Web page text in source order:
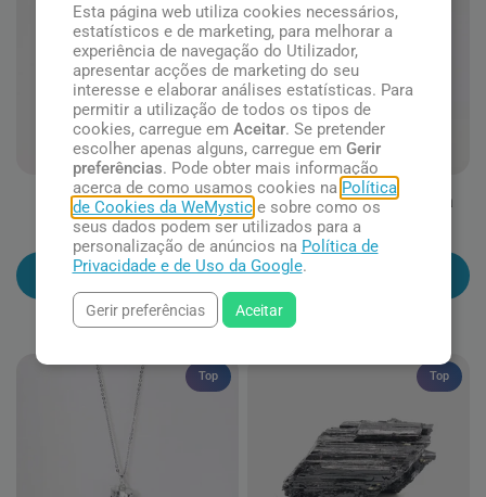
Turmalina Negra
R$ 24,90
Adicionar ao carrinho
Turmalina Negra Rolada
R$ 24,90
Adicionar ao carrinho
Top Top
Esta página web utiliza cookies necessários,
estatísticos e de marketing, para melhorar a
experiência de navegação do Utilizador,
apresentar acções de marketing do seu
interesse e elaborar análises estatísticas. Para
permitir a utilização de todos os tipos de
cookies, carregue em Aceitar. Se pretender
escolher apenas alguns, carregue em Gerir
preferências. Pode obter mais informação
acerca de como usamos cookies na Política
de Cookies da WeMystice sobre como os
seus dados podem ser utilizados para a
personalização de anúncios na Política de
Privacidade e de Uso da Google.
Gerir preferências Aceitar